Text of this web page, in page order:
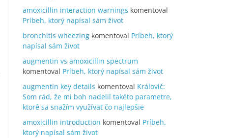
amoxicillin interaction warnings komentoval
Príbeh, ktorý napísal sám život
bronchitis wheezing komentoval Príbeh, ktorý
napísal sám život
augmentin vs amoxicillin spectrum
komentoval Príbeh, ktorý napísal sám život
augmentin key details komentoval Královič:
Som rád, že mi boh nadelil takéto parametre,
ktoré sa snažím využívať čo najlepšie
amoxicillin introduction komentoval Príbeh,
ktorý napísal sám život